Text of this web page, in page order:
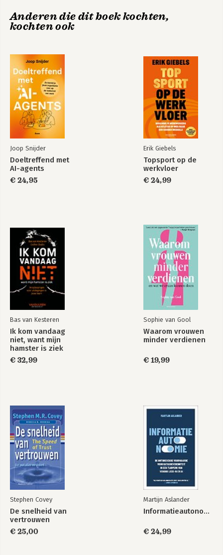
8. An Holisitic ERM Concept
Anderen die dit boek kochten,
kochten ook
Joop Snijder
Doeltreffend met
AI-agents
€ 24,95
Erik Giebels
Topsport op de
werkvloer
€ 24,99
Bas van Kesteren
Ik kom vandaag
niet, want mijn
hamster is ziek
€ 32,99
Sophie van Gool
Waarom vrouwen
minder verdienen
€ 19,99
Stephen Covey
De snelheid van
vertrouwen
€ 25,00
Martijn Aslander
Informatieautonomie
€ 24,99